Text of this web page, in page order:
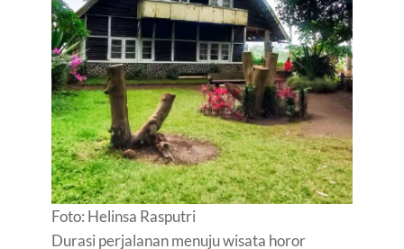
Foto: Helinsa Rasputri
Durasi perjalanan menuju wisata horor